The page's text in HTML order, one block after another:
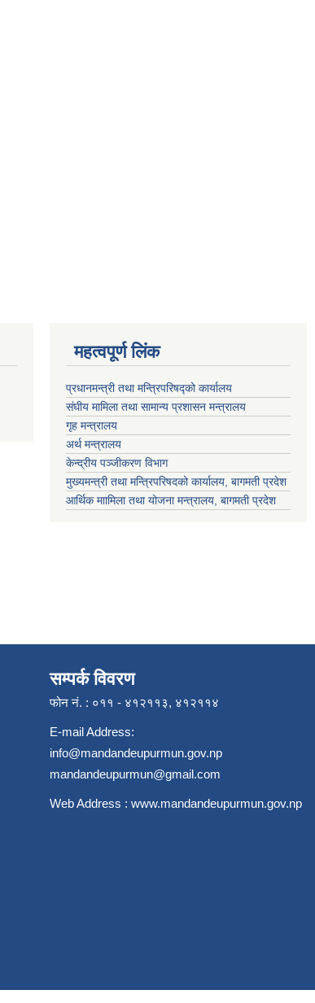
महत्वपूर्ण लिंक
प्रधानमन्त्री तथा मन्त्रिपरिषद्को कार्यालय
संघीय मामिला तथा सामान्य प्रशासन मन्त्रालय
गृह मन्त्रालय
अर्थ मन्त्रालय
केन्द्रीय पञ्जीकरण विभाग
मुख्यमन्त्री तथा मन्त्रिपरिषदको कार्यालय, बागमती प्रदेश
आर्थिक माामिला तथा योजना मन्त्रालय, बागमती प्रदेश
सम्पर्क विवरण
फोन नं. : ०११ - ४१२११३, ४१२११४
E-mail Address:
info@mandandeupurmun.gov.np
mandandeupurmun@gmail.com
Web Address : www.mandandeupurmun.gov.np